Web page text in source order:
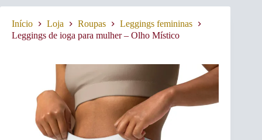
Início Loja Roupas
Leggings femininas
Leggings de ioga para mulher – Olho Místico